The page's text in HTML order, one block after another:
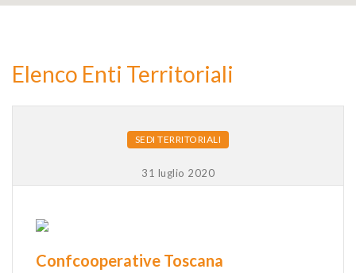
Elenco Enti Territoriali
SEDI TERRITORIALI
31 luglio 2020
Confcooperative Toscana